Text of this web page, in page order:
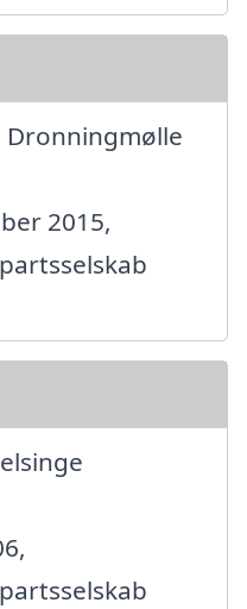
Dronningmølle
2015,